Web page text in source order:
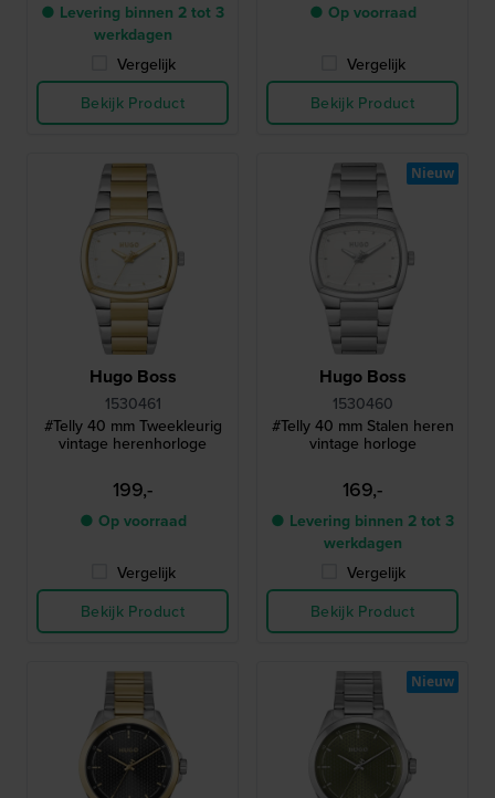
● Levering binnen 2 tot 3
werkdagen
Vergelijk
Bekijk Product
● Op voorraad
Vergelijk
Bekijk Product
Hugo Boss
1530461
#Telly 40 mm Tweekleurig
vintage herenhorloge
199,-
● Op voorraad
Vergelijk
Bekijk Product
Hugo Boss
1530460
#Telly 40 mm Stalen heren
vintage horloge
169,-
● Levering binnen 2 tot 3
werkdagen
Vergelijk
Bekijk Product
Nieuw
Nieuw